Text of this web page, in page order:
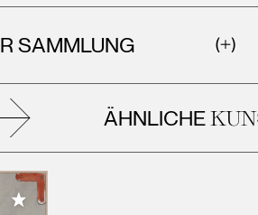
SAMMLUNG
ÄHNLICHE
Meiner Sammlung hinzufügen